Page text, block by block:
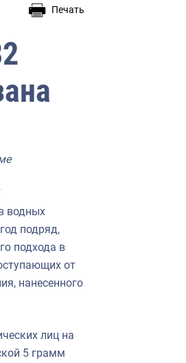
Печать
водных
подряд,
подхода в
от
нанесенного
лиц на
5 грамм